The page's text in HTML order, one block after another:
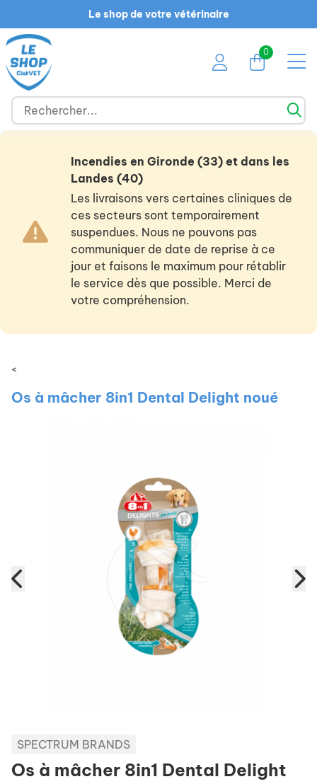
Le shop de votre vétérinaire
0
Incendies en Gironde (33) et dans les
Landes (40)
Les livraisons vers certaines cliniques de
ces secteurs sont temporairement
suspendues. Nous ne pouvons pas
communiquer de date de reprise à ce
jour et faisons le maximum pour rétablir
le service dès que possible. Merci de
votre compréhension.
<
Os à mâcher 8in1 Dental Delight noué
SPECTRUM BRANDS
Os à mâcher 8in1 Dental Delight